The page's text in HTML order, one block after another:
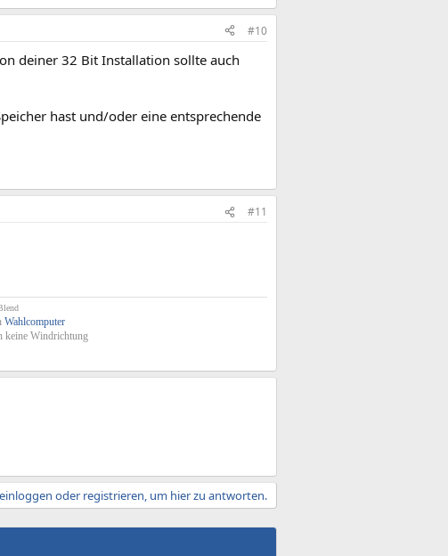
#10
deiner 32 Bit Installation sollte auch
hast und/oder eine entsprechende
#11
Wahlcomputer
keine Windrichtung
oder registrieren, um hier zu antworten.